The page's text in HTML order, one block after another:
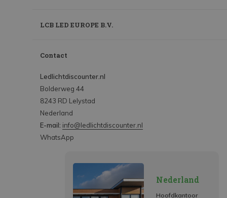
LCB LED EUROPE B.V.
Contact
Ledlichtdiscounter.nl
Bolderweg 44
8243 RD Lelystad
Nederland
E-mail: info@ledlichtdiscounter.nl
WhatsApp
Nederland
Hoofdkantoor